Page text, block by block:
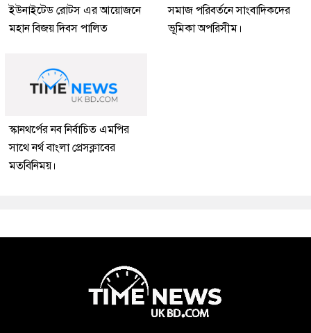
ইউনাইটেড রোটস এর আয়োজনে
মহান বিজয় দিবস পালিত
সমাজ পরিবর্তনে সাংবাদিকদের
ভূমিকা অপরিসীম।
স্কানথর্পের নব নির্বাচিত এমপির
সাথে নর্থ বাংলা প্রেসক্লাবের
মতবিনিময়।